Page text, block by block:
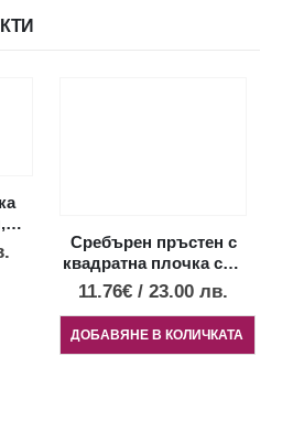
Сребърен пръстен с
квадратна плочка със
спирала
11.76€ / 23.00 лв.
ДОБАВЯНЕ В КОЛИЧКАТА